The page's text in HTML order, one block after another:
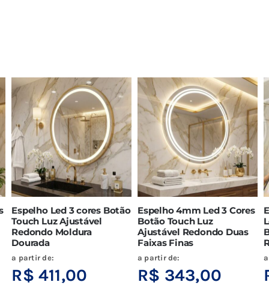
Espelho Led 3 cores Botão
Touch Luz Ajustável
Redondo Moldura
Dourada
a partir de:
R$ 411,00
Espelho 4mm Led 3 Cores
Botão Touch Luz
Ajustável Redondo Duas
Faixas Finas
a partir de:
R$ 343,00